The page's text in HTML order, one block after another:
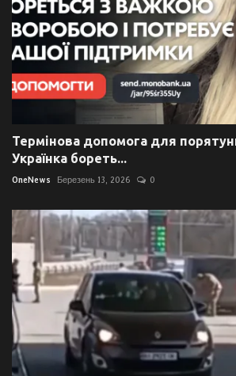
Термінова допомога для
Українка бореть...
OneNews Березень 13, 2026 0